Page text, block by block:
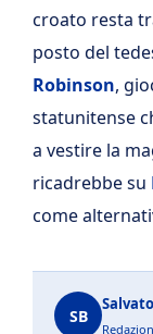
croato resta
posto del
Robinson,
statunitense
a vestire la
ricadrebbe su
come
SB